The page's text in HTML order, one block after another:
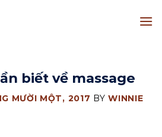
biết về massage
MƯỜI MỘT, 2017 BYWINNIE